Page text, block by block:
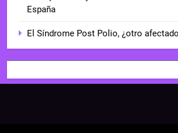
España
El Síndrome Post Polio, ¿otro